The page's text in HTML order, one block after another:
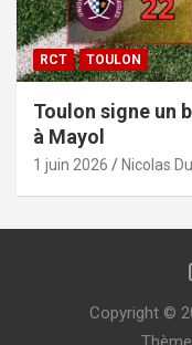
RCT TOULON
Toulon signe un
à Mayol
1 juin 2026 Nicolas
Copyright ©